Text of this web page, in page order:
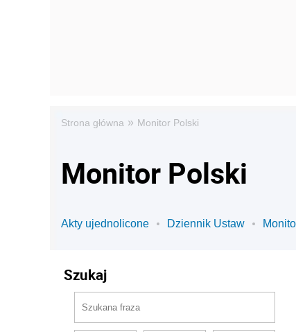
Strona główna » Monitor Polski
Monitor Polski
Akty ujednolicone Dziennik Ustaw
Szukaj